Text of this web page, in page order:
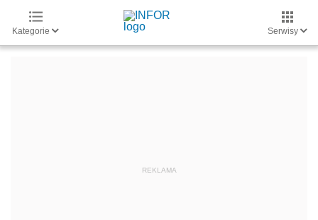
Kategorie Serwisy